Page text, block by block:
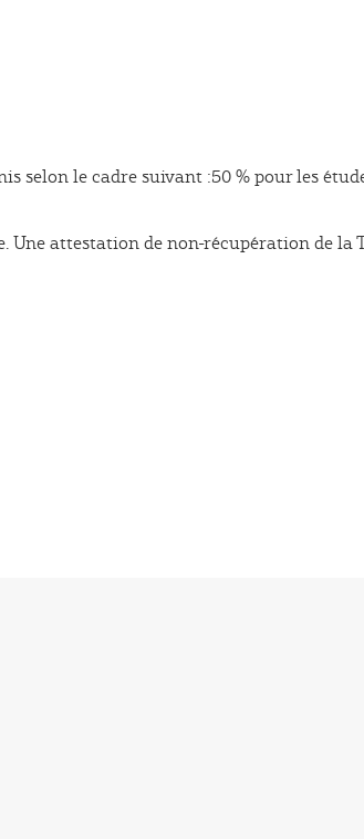
selon le cadre suivant :50 % pour les
attestation de non-récupération de